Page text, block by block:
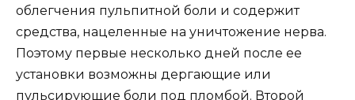
облегчения пульпитной боли и содержит
средства, нацеленные на уничтожение нерва.
Поэтому первые несколько дней после ее
установки возможны дергающие или
пульсирующие боли под пломбой. Второй